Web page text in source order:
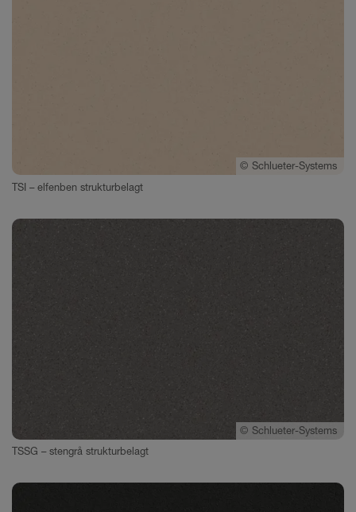
© Schlueter-Systems
TSI – elfenben strukturbelagt
© Schlueter-Systems
TSSG – stengrå strukturbelagt